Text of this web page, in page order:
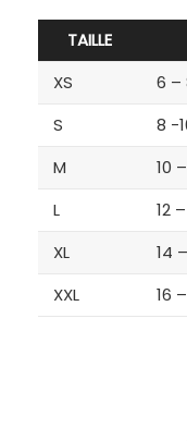
TAILLE
XS
6 –
S
8 -
M
10
L
12
XL
14
XXL
16